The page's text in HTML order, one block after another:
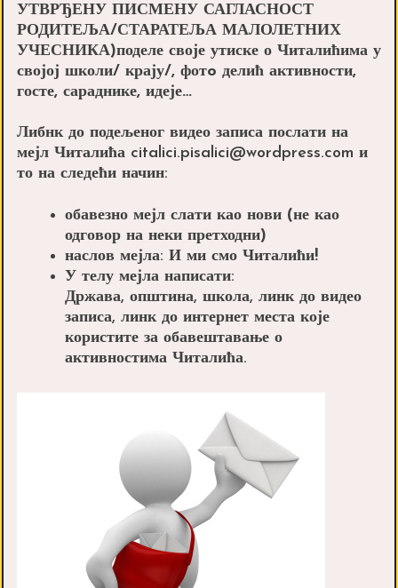
УТВРЂЕНУ ПИСМЕНУ САГЛАСНОСТ
РОДИТЕЉА/СТАРАТЕЉА МАЛОЛЕТНИХ
УЧЕСНИКА)поделе своје утиске о Читалићима у
својој школи/ крају/, фотo делић активности,
госте, сараднике, идеје…
Либнк до подељеног видео записа послати на
мејл Читалића citalici.pisalici@wordpress.com и
то на следећи начин:
обавезно мејл слати као нови (не као
одговор на неки претходни)
наслов мејла: И ми смо Читалићи!
У телу мејла написати:
Држава, општина, школа, линк до видео
записа, линк до интернет места које
користите за обавештавање о
активностима Читалића.